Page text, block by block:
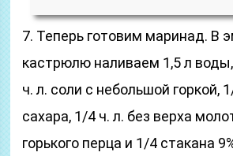
7. Теперь готовим маринад. В
кастрюлю наливаем 1,5 л
ч. л. соли с небольшой горкой,
сахара, 1/4 ч. л. без верха
горького перца и 1/4 стакана